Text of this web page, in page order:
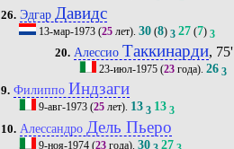
26. Эдгар Давидс
13-мар-1973 (25 лет).30 (8) 3 27 (7) 3
20. АлессиоТаккинарди, 75'
23-июл-1975(23года). 26 3
9. ФилиппоИндзаги
9-авг-1973 (25 лет). 13 3 13 3
10. Алессандро Дель Пьеро
9-ноя-1974 (23 года).30 27